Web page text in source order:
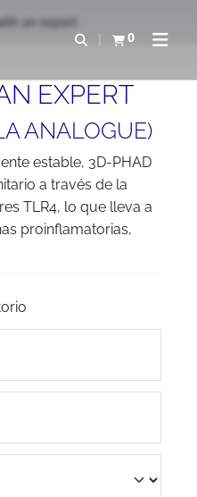
Abrir0
Ver carritoAbrir
an expert
EXPERT
ANALOGUE)
estable, 3D-PHAD
a través de la
TLR4, lo que lleva a
proinflamatorias,